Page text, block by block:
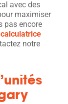
avec des
maximiser
pas encore
calculatrice
notre